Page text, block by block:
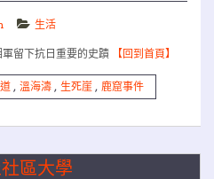
生活
留下抗日重要的史蹟 【回到首頁】
, 溫海濤 , 生死崖 , 鹿窟事件
區大學